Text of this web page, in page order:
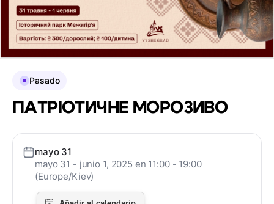
Pasado
ПАТРІОТИЧНЕ МОРОЗИВО
mayo 31
mayo 31 - junio 1, 2025 en 11:00 - 19:00
(Europe/Kiev)